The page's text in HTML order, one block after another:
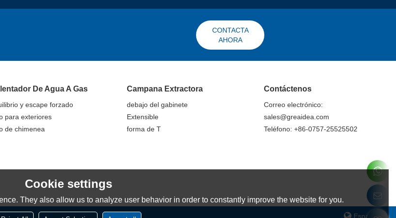
CONTACTA
AHORA
De Agua A Gas
y escape forzado
para exteriores
de chimenea
Campana Extractora
debajo del gabinete
Extensible
forma de T
Contáctenos
Correo electrónico:
sales@greaidea.com
Teléfono: +86-0757-25525502
Español
Cookie settings
They also allow us to analyze user behavior in order to constantly improve the website for you.